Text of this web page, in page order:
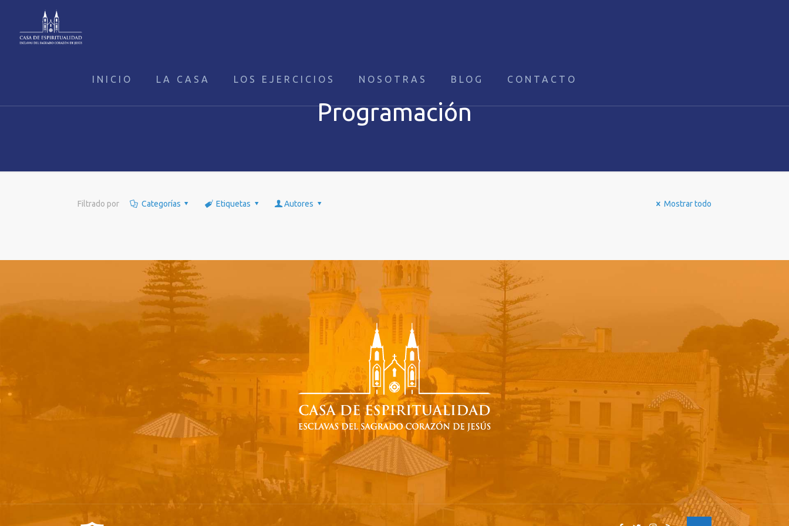
INICIO LA CASA LOS EJERCICIOS NOSOTRAS BLOG CONTACTO
Programación
Filtrado por Categorías Etiquetas Autores Mostrar todo